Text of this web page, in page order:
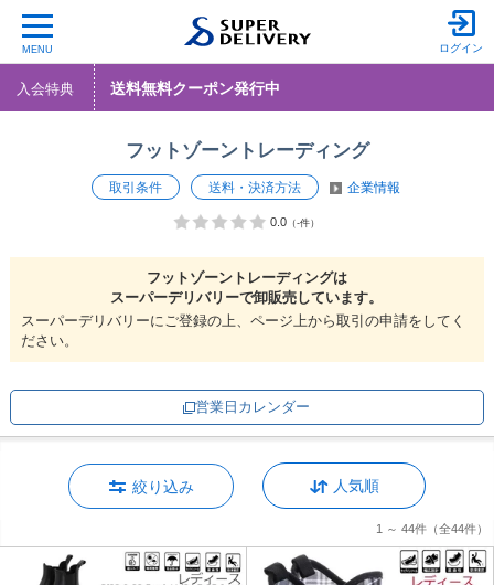
MENU ログイン
入会特典 送料無料クーポン発行中
フットゾーントレーディング
取引条件 送料・決済方法 企業情報
0.0（-件）
フットゾーントレーディングは
スーパーデリバリーで卸販売しています。
スーパーデリバリーにご登録の上、ページ上から取引の申請をしてく
ださい。
営業日カレンダー
絞り込み 人気順
1 ～ 44件 （全44件）